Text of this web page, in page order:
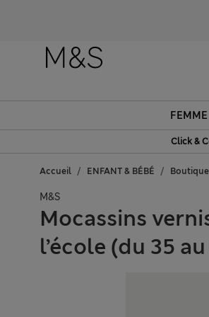
FEMME
Click &
Accueil ENFANT & BÉBÉ
M&S
Mocassins
l’école (du 35 au